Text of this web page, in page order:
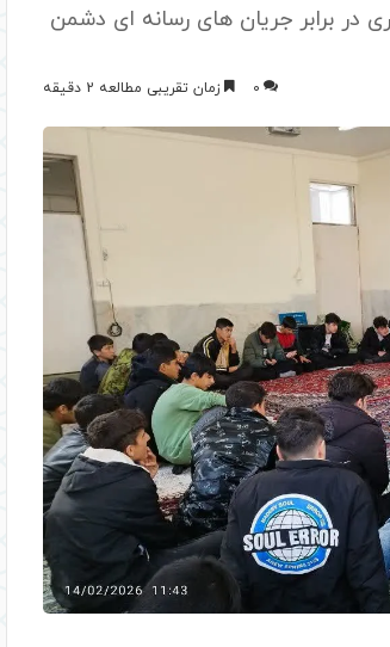
برابر جریان های رسانه ای دشمن
0 زمان تقریبی مطالعه 2 دقیقه